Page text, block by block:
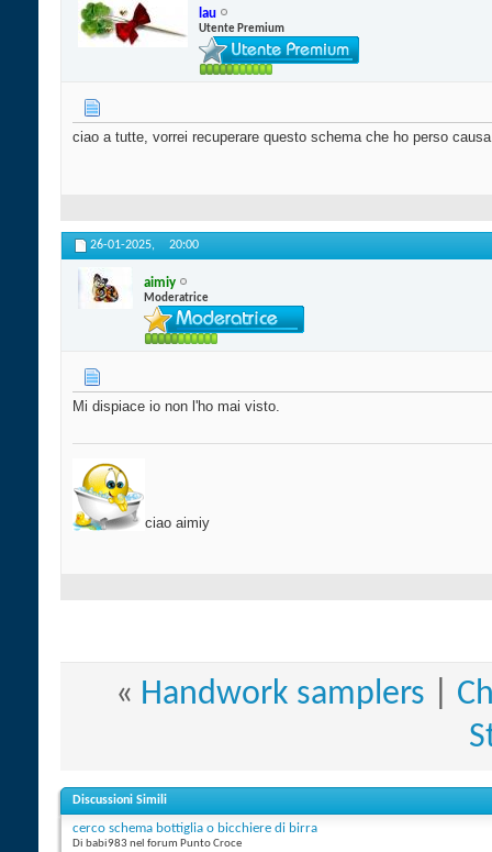
lau
Utente Premium
ciao a tutte, vorrei recuperare questo schema che ho perso
26-01-2025, 20:00
aimiy
Moderatrice
Mi dispiace io non l'ho mai visto.
ciao aimiy
« Handwork samplers
Discussioni Simili
cerco schema bottiglia o bicchiere di birra
Di babi983 nel forum Punto Croce